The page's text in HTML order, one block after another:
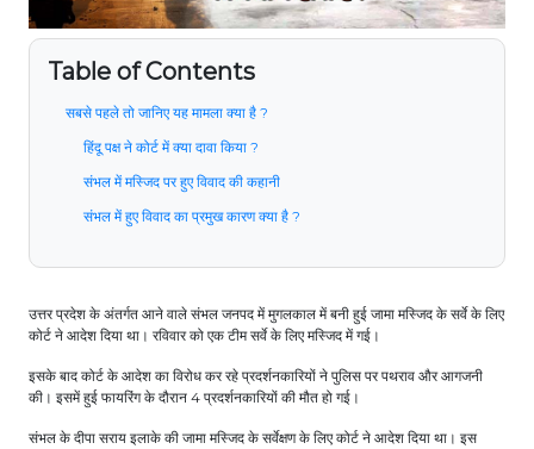
Table of Contents
सबसे पहले तो जानिए यह मामला क्या है ?
हिंदू पक्ष ने कोर्ट में क्या दावा किया ?
संभल में मस्जिद पर हुए विवाद की कहानी
संभल में हुए विवाद का प्रमुख कारण क्या है ?
उत्तर प्रदेश के अंतर्गत आने वाले संभल जनपद में मुगलकाल में बनी हुई जामा मस्जिद के सर्वे के लिए
कोर्ट ने आदेश दिया था। रविवार को एक टीम सर्वे के लिए मस्जिद में गई।
इसके बाद कोर्ट के आदेश का विरोध कर रहे प्रदर्शनकारियों ने पुलिस पर पथराव और आगजनी
की। इसमें हुई फायरिंग के दौरान 4 प्रदर्शनकारियों की मौत हो गई।
संभल के दीपा सराय इलाके की जामा मस्जिद के सर्वेक्षण के लिए कोर्ट ने आदेश दिया था। इस